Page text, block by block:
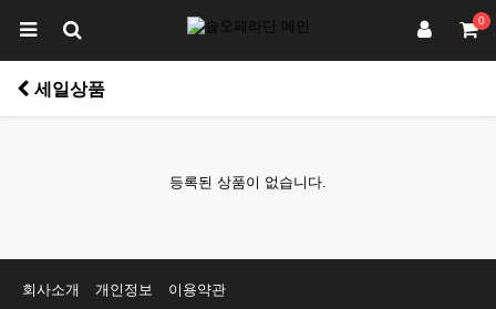
0
세일상품
등록된 상품이 없습니다.
회사소개 개인정보 이용약관